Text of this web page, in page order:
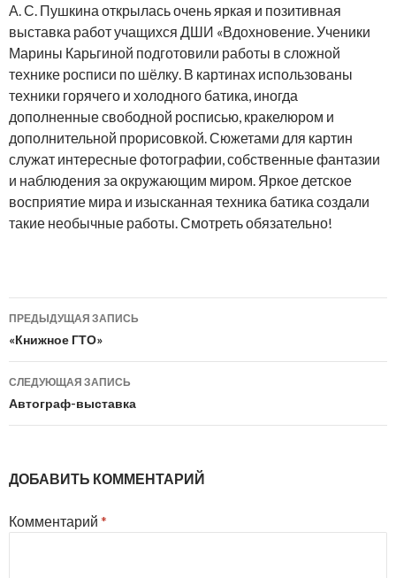
А. С. Пушкина открылась очень яркая и позитивная
выставка работ учащихся ДШИ «Вдохновение.Ученики
Марины Карьгиной подготовили работы в сложной
технике росписи по шёлку. В картинах использованы
техники горячего и холодного батика, иногда
дополненные свободной росписью, кракелюром и
дополнительной прорисовкой. Сюжетами для картин
служат интересные фотографии, собственные фантазии
и наблюдения за окружающим миром. Яркое детское
восприятие мира и изысканная техника батика создали
такие необычные работы. Смотреть обязательно!
Навигация
по
записям
ПРЕДЫДУЩАЯ ЗАПИСЬ
«Книжное ГТО»
СЛЕДУЮЩАЯ ЗАПИСЬ
Автограф-выставка
ДОБАВИТЬ КОММЕНТАРИЙ
Комментарий *